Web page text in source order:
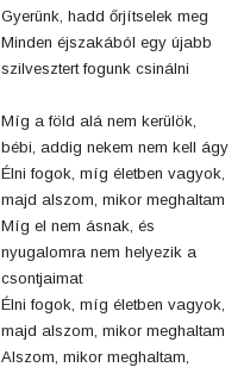
Gyerünk, hadd őrjítselek meg
Minden éjszakából egy újabb
szilvesztert fogunk csinálni
Míg a föld alá nem kerülök,
bébi, addig nekem nem kell ágy
Élni fogok, míg életben vagyok,
majd alszom, mikor meghaltam
Míg el nem ásnak, és
nyugalomra nem helyezik a
csontjaimat
Élni fogok, míg életben vagyok,
majd alszom, mikor meghaltam
Alszom, mikor meghaltam,